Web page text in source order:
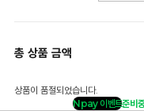
총 상품 금액
상품이 품절되었습니다.
Npay 이벤트준비